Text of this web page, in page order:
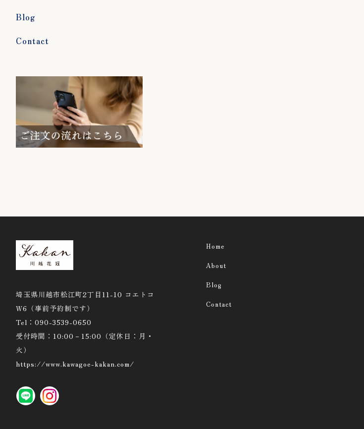
Blog
Contact
埼玉県川越市松江町2丁目11-10 コエトコ
W6（事前予約制です）
Tel：090-3539-0650
受付時間：10:00－15:00（定休日：月・
火）
https://www.kawagoe-kakan.com/
LINE instagram
Home
About
Blog
Contact